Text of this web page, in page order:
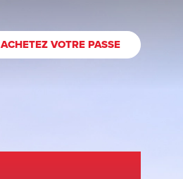
ACHETEZ VOTRE PASSE